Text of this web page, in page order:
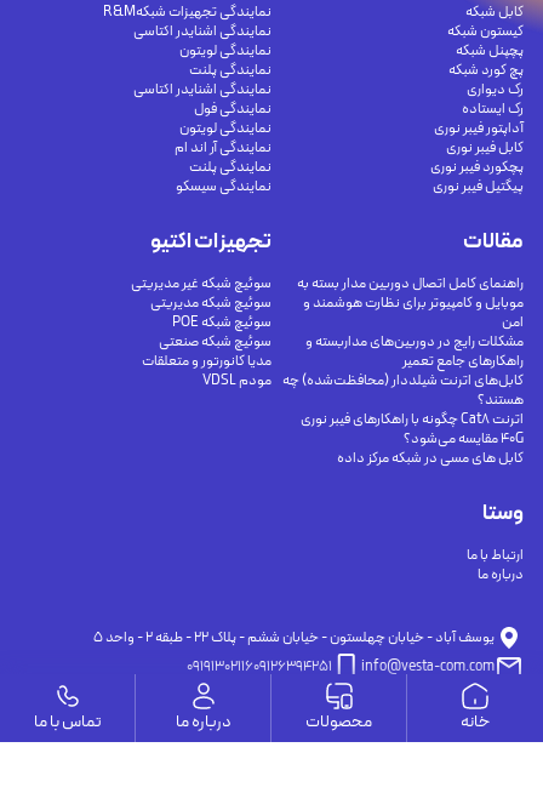
وستا
ارتباط با ما
درباره ما
کابل شبکه
کیستون شبکه
پچپنل شبکه
پچ کورد شبکه
رک دیواری
رک ایستاده
آداپتور فیبر نوری
کابل فیبر نوری
پچکورد فیبر نوری
پیگتیل فیبر نوری
تجهیزات اکتیو
سوئیچ شبکه غیر مدیریتی
سوئیچ شبکه مدیریتی
سوئیچ شبکه POE
سوئیچ شبکه صنعتی
مدیا کانورتور و متعلقات
مودم VDSL
نمایندگی تجهیزات شبکهR&M
نمایندگی اشنایدر اکتاسی
نمایندگی لویتون
نمایندگی پلنت
نمایندگی اشنایدر اکتاسی
نمایندگی فول
نمایندگی لویتون
نمایندگی آر اند ام
نمایندگی پلنت
نمایندگی سیسکو
مقالات
راهنمای کامل اتصال دوربین مدار بسته به
موبایل و کامپیوتر برای نظارت هوشمند و
امن
مشکلات رایج در دوربین‌های مداربسته و
راهکارهای جامع تعمیر
کابل‌های اترنت شیلددار (محافظت‌شده) چه
هستند؟
اترنت Cat8 چگونه با راهکارهای فیبر نوری
40G مقایسه می‌شود؟
کابل های مسی در شبکه مرکز داده
يوسف آباد - خيابان چهلستون - خيابان ششم - پلاك ٢٢ - طبقه ٢ - واحد ٥
info@vesta-com.com
09126394251
09191302116
خانه محصولات درباره ما تماس با ما